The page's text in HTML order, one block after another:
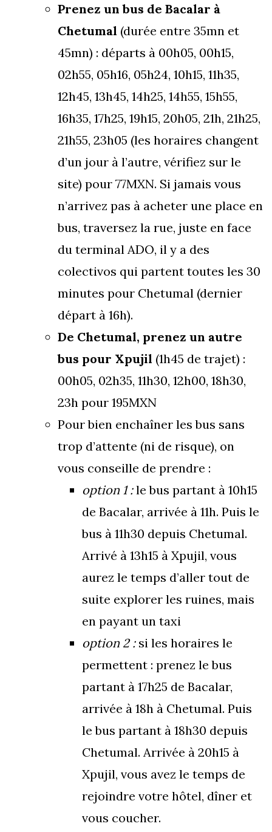
Prenez un bus de Bacalar à
Chetumal (durée entre 35mn et
45mn) : départs à 00h05, 00h15,
02h55, 05h16, 05h24, 10h15, 11h35,
12h45, 13h45, 14h25, 14h55, 15h55,
16h35, 17h25, 19h15, 20h05, 21h, 21h25,
21h55, 23h05 (les horaires changent
d’un jour à l’autre, vérifiez sur le
site) pour 77MXN. Si jamais vous
n’arrivez pas à acheter une place en
bus, traversez la rue, juste en face
du terminal ADO, il y a des
colectivos qui partent toutes les 30
minutes pour Chetumal (dernier
départ à 16h).
De Chetumal, prenez un autre
bus pour Xpujil (1h45 de trajet) :
00h05, 02h35, 11h30, 12h00, 18h30,
23h pour 195MXN
Pour bien enchaîner les bus sans
trop d’attente (ni de risque), on
vous conseille de prendre :
option 1 :le bus partant à 10h15
de Bacalar, arrivée à 11h. Puis le
bus à 11h30 depuis Chetumal.
Arrivé à 13h15 à Xpujil, vous
aurez le temps d’aller tout de
suite explorer les ruines, mais
en payant un taxi
option 2 :si les horaires le
permettent : prenez le bus
partant à 17h25 de Bacalar,
arrivée à 18h à Chetumal. Puis
le bus partant à 18h30 depuis
Chetumal. Arrivée à 20h15 à
Xpujil, vous avez le temps de
rejoindre votre hôtel, dîner et
vous coucher.